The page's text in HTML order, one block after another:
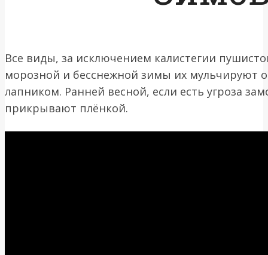
Все виды, за исключением калистегии
морозной и бесснежной зимы их мульчируют
лапником. Ранней весной, если есть угроза
прикрывают плёнкой.